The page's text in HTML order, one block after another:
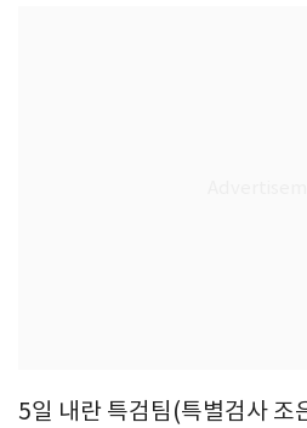
5일 내란 특검팀(특별검사 조